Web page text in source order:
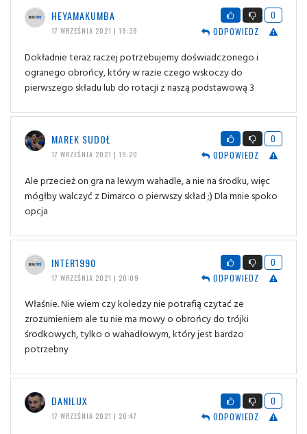
HEYAMAKUMBA
17 WRZEŚNIA 2021 | 18:38
0
ODPOWIEDZ
Dokładnie teraz raczej potrzebujemy doświadczonego i
ogranego obrońcy, który w razie czego wskoczy do
pierwszego składu lub do rotacji z naszą podstawową 3
MAREK SUDOŁ
17 WRZEŚNIA 2021 | 19:20
0
ODPOWIEDZ
Ale przecież on gra na lewym wahadle, a nie na środku, więc
mógłby walczyć z Dimarco o pierwszy skład ;) Dla mnie spoko
opcja
INTER1990
17 WRZEŚNIA 2021 | 20:09
0
ODPOWIEDZ
Właśnie. Nie wiem czy koledzy nie potrafią czytać ze
zrozumieniem ale tu nie ma mowy o obrońcy do trójki
środkowych, tylko o wahadłowym, który jest bardzo
potrzebny
DANILUX
17 WRZEŚNIA 2021 | 20:47
0
ODPOWIEDZ